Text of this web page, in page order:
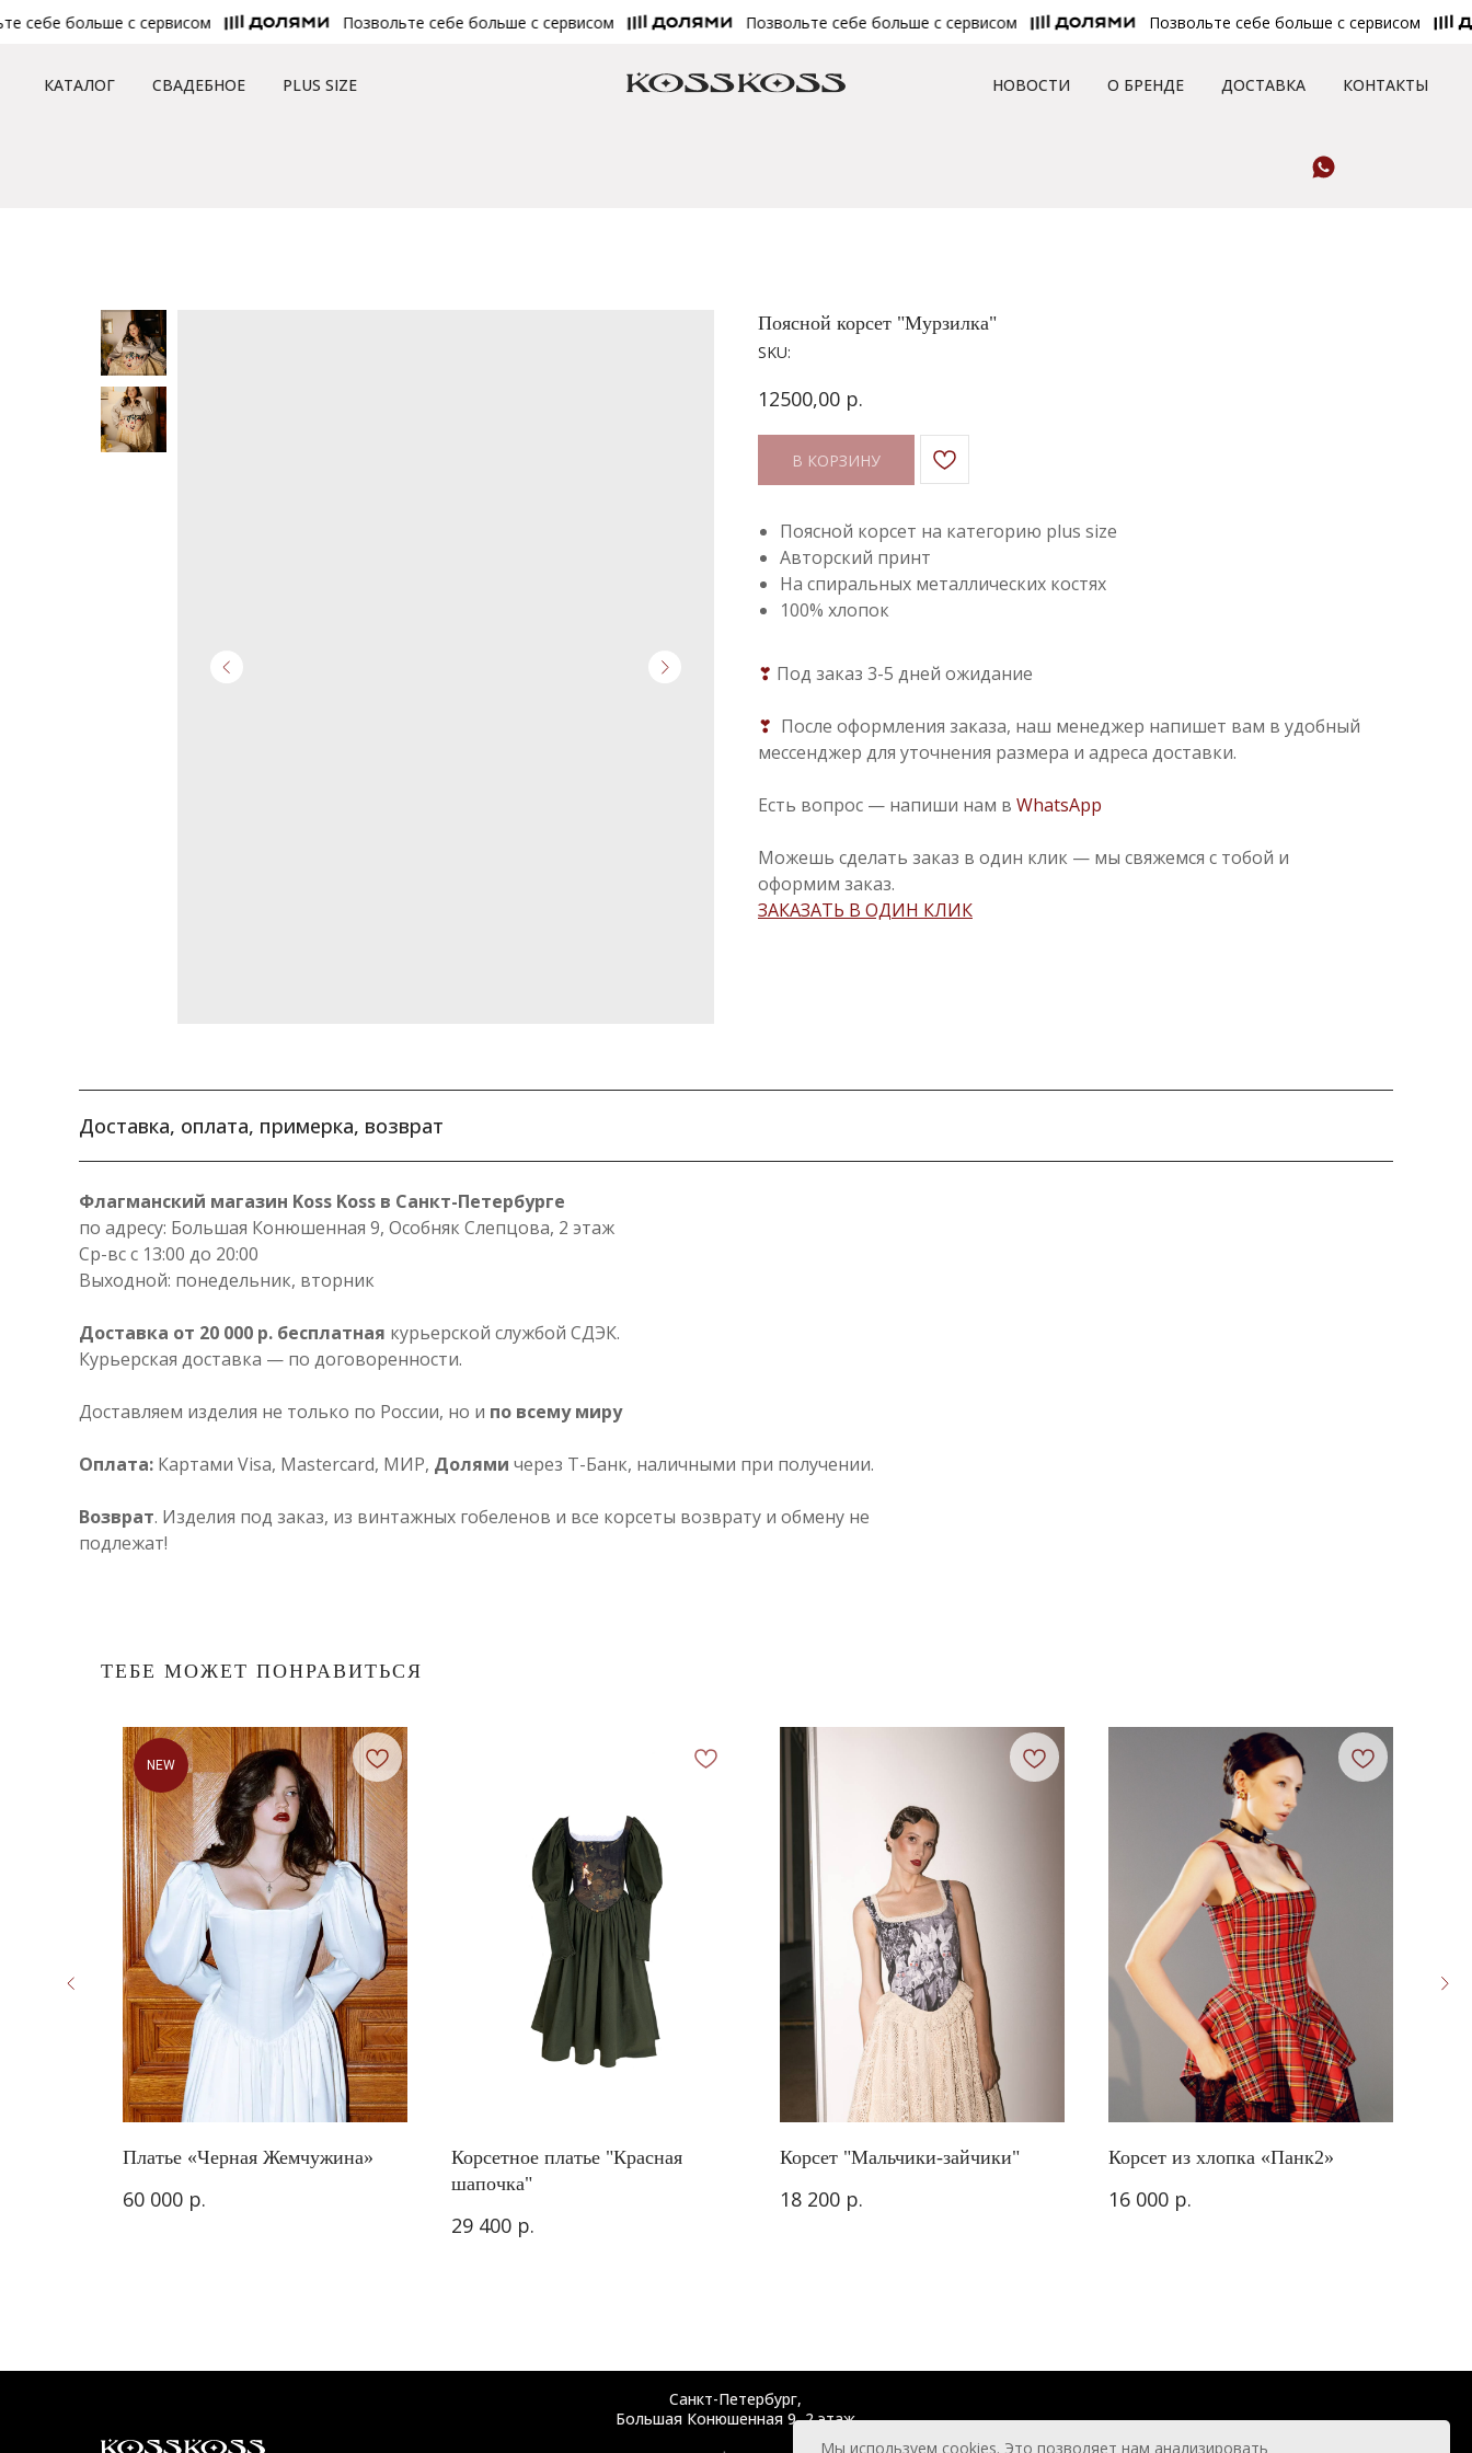
больше с сервисом Позвольте себе больше с сервисом Позвольте себе больше с сервисом Позвольте себе больше с сервисом
КАТАЛОГ СВАДЕБНОЕ PLUS SIZE НОВОСТИ О БРЕНДЕ ДОСТАВКА КОНТАКТЫ
Поясной корсет "Мурзилка"
SKU:
12500,00 р.
В КОРЗИНУ
Поясной корсет на категорию plus size
Авторский принт
На спиральных металлических костях
100% хлопок
❣ Под заказ 3-5 дней ожидание
❣ После оформления заказа, наш менеджер напишет вам в удобный
мессенджер для уточнения размера и адреса доставки.
Есть вопрос — напиши нам в WhatsApp
Можешь сделать заказ в один клик — мы свяжемся с тобой и
оформим заказ.
ЗАКАЗАТЬ В ОДИН КЛИК
Доставка, оплата, примерка, возврат
Флагманский магазин Koss Koss в Санкт-Петербурге
по адресу: Большая Конюшенная 9, Особняк Слепцова, 2 этаж
Ср-вс с 13:00 до 20:00
Выходной: понедельник, вторник
Доставка от 20 000 р. бесплатная курьерской службой СДЭК.
Курьерская доставка — по договоренности.
Доставляем изделия не только по России, но и по всему миру
Оплата: Картами Visa, Mastercard, МИР, Долями через Т-Банк, наличными при получении.
Возврат. Изделия под заказ, из винтажных гобеленов и все корсеты возврату и обмену не
подлежат!
ТЕБЕ МОЖЕТ ПОНРАВИТЬСЯ
NEW
Платье «Черная Жемчужина»
60 000 р.
Корсетное платье "Красная
шапочка"
29 400 р.
Корсет "Мальчики-зайчики"
18 200 р.
Корсет из хлопка «Панк2»
16 000 р.
Санкт-Петербург,
Большая Конюшенная 9, 2 этаж
Мы используем cookies. Это позволяет нам анализировать